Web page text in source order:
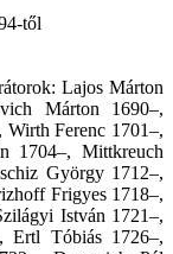
től
Lajos Márton
Márton 1690–,
Ferenc 1701–,
1704–, Mittkreuch
György 1712–,
Frigyes 1718–,
István 1721–,
Ertl Tóbiás 1726–,